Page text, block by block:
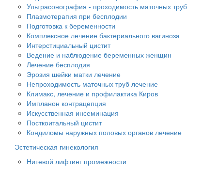
Ультрасонография - проходимость маточных труб
Плазмотерапия при бесплодии
Подготовка к беременности
Комплексное лечение бактериального вагиноза
Интерстициальный цистит
Ведение и наблюдение беременных женщин
Лечение бесплодия
Эрозия шейки матки лечение
Непроходимость маточных труб лечение
Климакс, лечение и профилактика Киров
Импланон контрацепция
Искусственная инсеминация
Посткоитальный цистит
Кондиломы наружных половых органов лечение
Эстетическая гинекология
Нитевой лифтинг промежности